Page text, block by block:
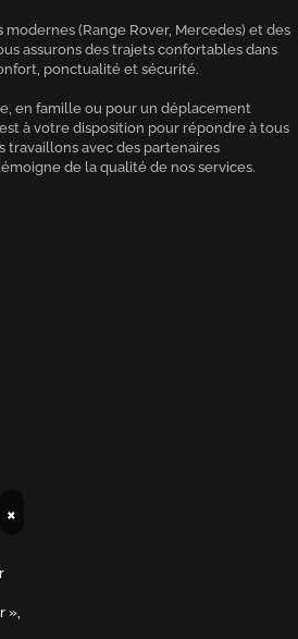
×
»,
modernes (Range Rover, Mercedes) et des
assurons des trajets confortables dans
ponctualité et sécurité.
en famille ou pour un déplacement
à votre disposition pour répondre à tous
travaillons avec des partenaires
de la qualité de nos services.